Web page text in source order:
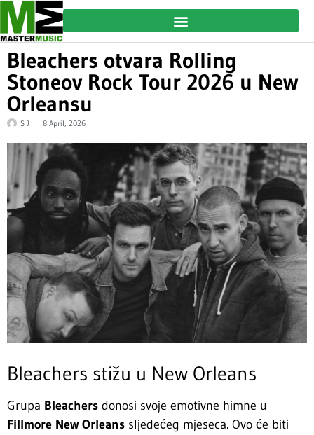
Bleachers otvara Rolling
Stoneov Rock Tour 2026 u New
Orleansu
S J 8 April, 2026
Bleachers stižu u New Orleans
Grupa Bleachers donosi svoje emotivne himne u
Fillmore New Orleans sljedećeg mjeseca. Ovo će biti